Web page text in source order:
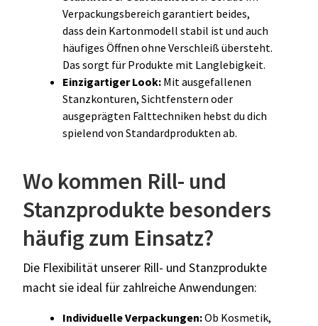
Verpackungsbereich garantiert beides,
dass dein Kartonmodell stabil ist und auch
häufiges Öffnen ohne Verschleiß übersteht.
Das sorgt für Produkte mit Langlebigkeit.
Einzigartiger Look: Mit ausgefallenen
Stanzkonturen, Sichtfenstern oder
ausgeprägten Falttechniken hebst du dich
spielend von Standardprodukten ab.
Wo kommen Rill- und
Stanzprodukte besonders
häufig zum Einsatz?
Die Flexibilität unserer Rill- und Stanzprodukte
macht sie ideal für zahlreiche Anwendungen:
Individuelle Verpackungen:Ob Kosmetik,